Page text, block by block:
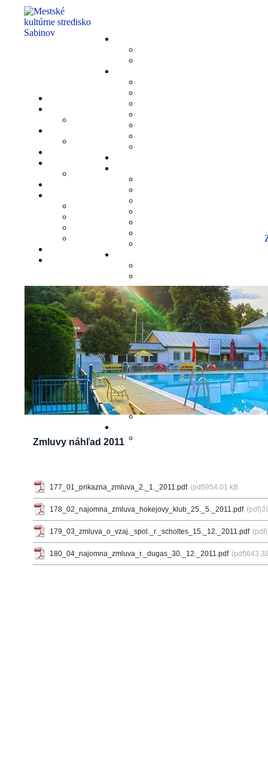
Zmluvy náhľad 2011
177_01_prikazna_zmluva_2._1._2011.pdf (pdf)954.01 kB
178_02_najomna_zmluva_hokejovy_klub_25._5._2011.pdf
179_03_zmluva_o_vzaj._spol._r._scholtes_15._12._2011.pdf
180_04_najomna_zmluva_r._dugas_30._12._2011.pdf